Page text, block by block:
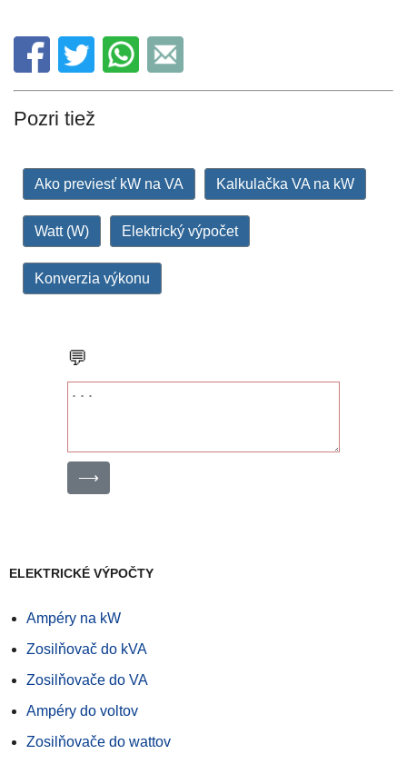
Pozri tiež
Ako previesť kW na VA Kalkulačka VA na kW
Watt (W) Elektrický výpočet
Konverzia výkonu
💬
⟶
ELEKTRICKÉ VÝPOČTY
Ampéry na kW
Zosilňovač do kVA
Zosilňovače do VA
Ampéry do voltov
Zosilňovače do wattov